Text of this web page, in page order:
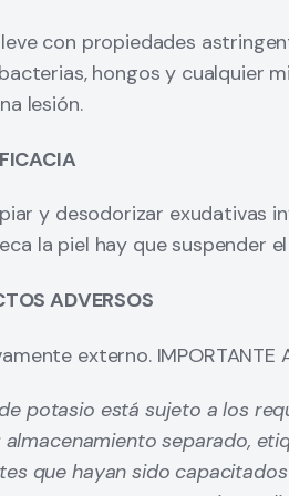
esporas bacterianas cuando
horas); en este caso se los
actuar como desinfectante
exposición. Es
y agente utilizado para
a la clase de instrumental y
necesario y de obligado
su mantenimiento, limpieza
agentes químicos
como para que
o las heridas.2
con propiedades
hongos y cualquier
lesión.
y desodorizar exudativas
la piel hay que suspender
ADVERSOS
externo. IMPORTANTE
potasio está sujeto a los
almacenamiento separado,
que hayan sido